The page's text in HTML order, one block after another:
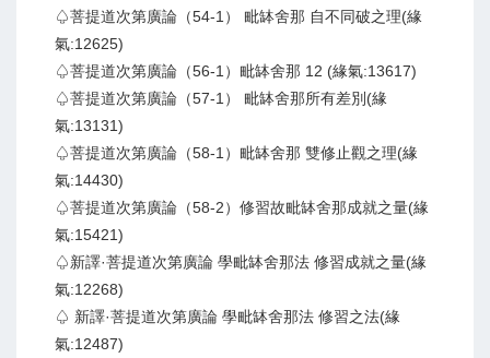
♤菩提道次第廣論（54-1） 毗缽舍那 自不同破之理(緣
氣:12625)
♤菩提道次第廣論（56-1）毗缽舍那 12 (緣氣:13617)
♤菩提道次第廣論（57-1） 毗缽舍那所有差別(緣
氣:13131)
♤菩提道次第廣論（58-1）毗缽舍那 雙修止觀之理(緣
氣:14430)
♤菩提道次第廣論（58-2）修習故毗缽舍那成就之量(緣
氣:15421)
♤新譯·菩提道次第廣論 學毗缽舍那法 修習成就之量(緣
氣:12268)
♤ 新譯·菩提道次第廣論 學毗缽舍那法 修習之法(緣
氣:12487)